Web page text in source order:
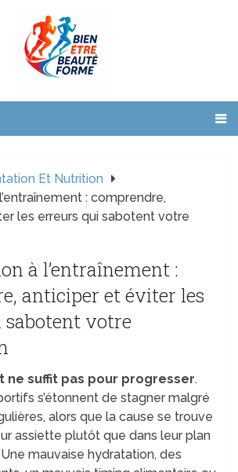
Et Nutrition
: comprendre,
les erreurs qui sabotent votre
à l’entraînement :
anticiper et éviter les
sabotent votre
ne suffit pas pour progresser.
s’étonnent de stagner malgré
alors que la cause se trouve
assiette plutôt que dans leur plan
mauvaise hydratation, des